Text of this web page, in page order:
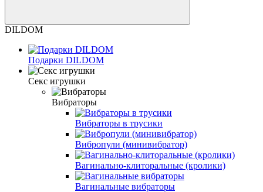
DILDOM
Подарки DILDOM
Секс игрушки
Вибраторы
Вибраторы в трусики
Вибропули (минивибратор)
Вагинально-клиторальные (кролики)
Вагинальные вибраторы